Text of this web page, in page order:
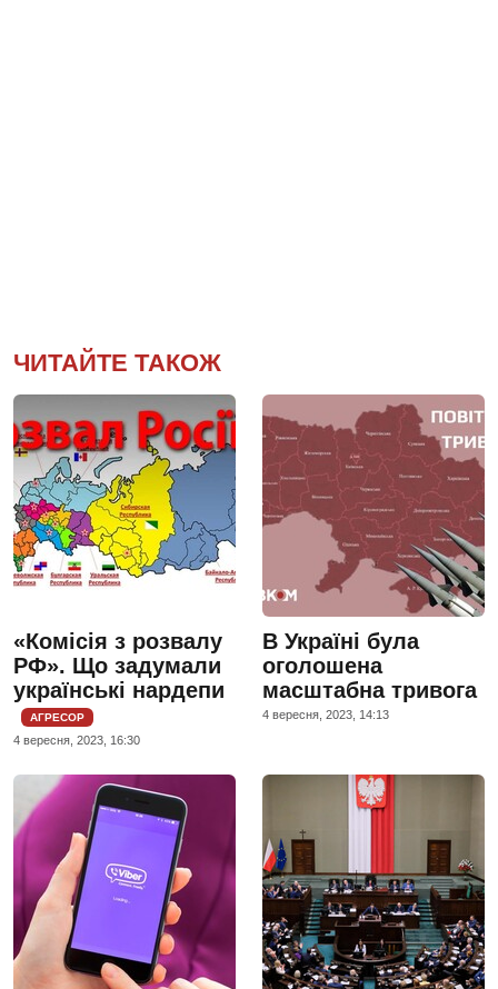
ЧИТАЙТЕ ТАКОЖ
«Комісія з розвалу
РФ». Що задумали
українські нардепи
АГРЕСОР
4 вересня, 2023, 16:30
В Україні була
оголошена
масштабна тривога
4 вересня, 2023, 14:13